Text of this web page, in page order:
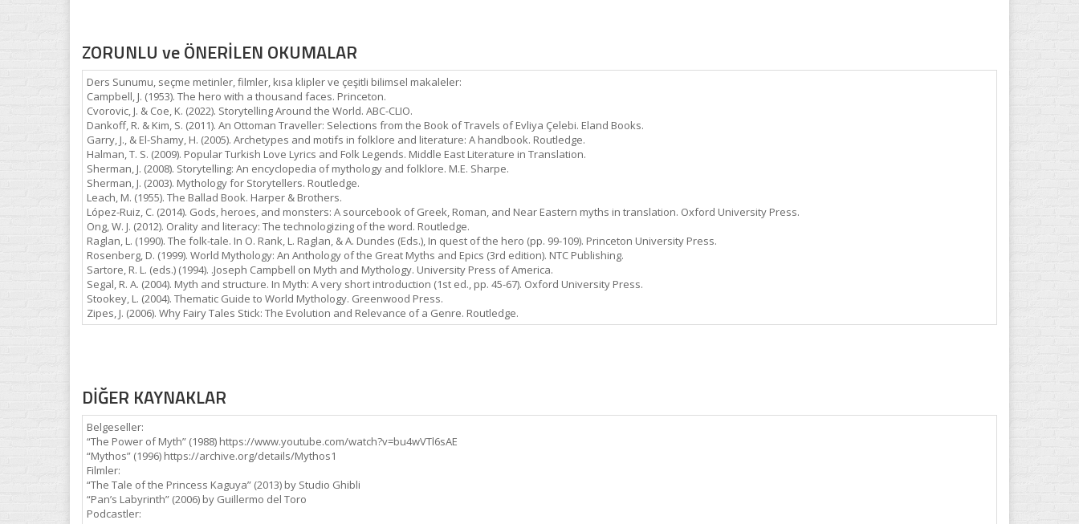
ZORUNLU ve ÖNERİLEN OKUMALAR
Ders Sunumu, seçme metinler, filmler, kısa klipler ve çeşitli bilimsel makaleler:
Campbell, J. (1953). The hero with a thousand faces. Princeton.
Cvorovic, J. & Coe, K. (2022). Storytelling Around the World. ABC-CLIO.
Dankoff, R. & Kim, S. (2011). An Ottoman Traveller: Selections from the Book of Travels of Evliya Çelebi. Eland Books.
Garry, J., & El-Shamy, H. (2005). Archetypes and motifs in folklore and literature: A handbook. Routledge.
Halman, T. S. (2009). Popular Turkish Love Lyrics and Folk Legends. Middle East Literature in Translation.
Sherman, J. (2008). Storytelling: An encyclopedia of mythology and folklore. M.E. Sharpe.
Sherman, J. (2003). Mythology for Storytellers. Routledge.
Leach, M. (1955). The Ballad Book. Harper & Brothers.
López-Ruiz, C. (2014). Gods, heroes, and monsters: A sourcebook of Greek, Roman, and Near Eastern myths in translation. Oxford University Press.
Ong, W. J. (2012). Orality and literacy: The technologizing of the word. Routledge.
Raglan, L. (1990). The folk-tale. In O. Rank, L. Raglan, & A. Dundes (Eds.), In quest of the hero (pp. 99-109). Princeton University Press.
Rosenberg, D. (1999). World Mythology: An Anthology of the Great Myths and Epics (3rd edition). NTC Publishing.
Sartore, R. L. (eds.) (1994). .Joseph Campbell on Myth and Mythology. University Press of America.
Segal, R. A. (2004). Myth and structure. In Myth: A very short introduction (1st ed., pp. 45-67). Oxford University Press.
Stookey, L. (2004). Thematic Guide to World Mythology. Greenwood Press.
Zipes, J. (2006). Why Fairy Tales Stick: The Evolution and Relevance of a Genre. Routledge.
DİĞER KAYNAKLAR
Belgeseller:
“The Power of Myth” (1988) https://www.youtube.com/watch?v=bu4wVTl6sAE
“Mythos” (1996) https://archive.org/details/Mythos1
Filmler:
“The Tale of the Princess Kaguya” (2013) by Studio Ghibli
“Pan’s Labyrinth” (2006) by Guillermo del Toro
Podcastler: